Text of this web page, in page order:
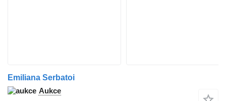
Emiliana Serbatoi
Aukce